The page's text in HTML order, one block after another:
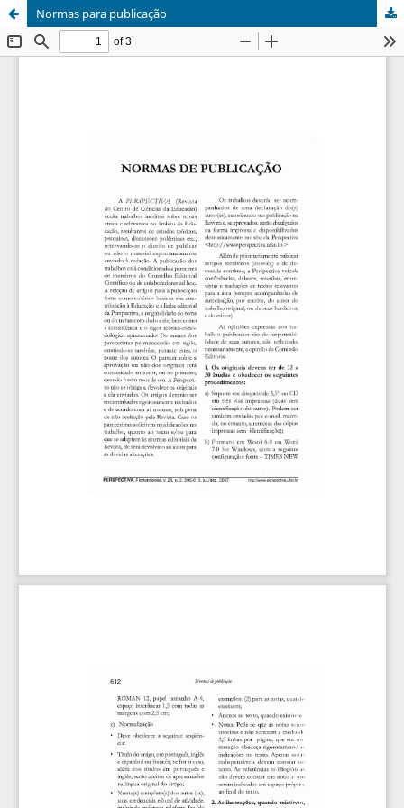
Normas para publicação